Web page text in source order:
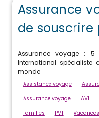
Assurance
de souscrire
Assurance voyage : 5
International spécialiste
monde
Assistance voyage
Assurance voyage
AVI
Familles
PVT Vacances